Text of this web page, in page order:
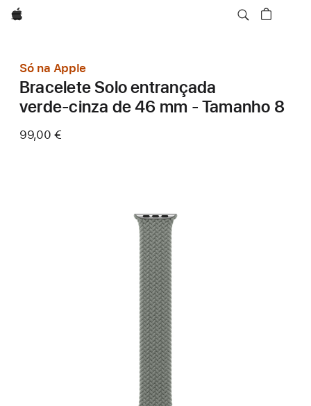
Apple
Só na Apple
Bracelete Solo entrançada
verde‑cinza de 46 mm - Tamanho 8
99,00 €